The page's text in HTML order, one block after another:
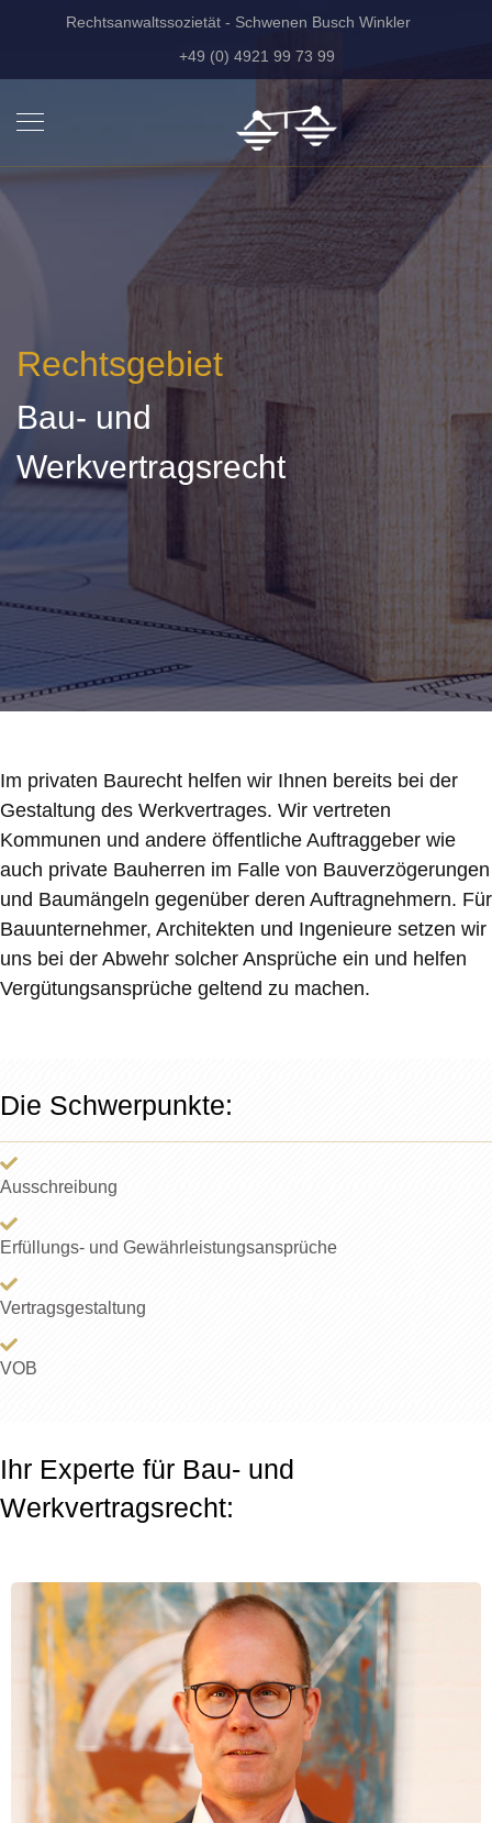
Rechtsanwaltssozietät - Schwenen Busch Winkler
+49 (0) 4921 99 73 99
Rechtsgebiet
Bau- und
Werkvertragsrecht
Im privaten Baurecht helfen wir Ihnen bereits bei der
Gestaltung des Werkvertrages. Wir vertreten
Kommunen und andere öffentliche Auftraggeber wie
auch private Bauherren im Falle von Bauverzögerungen
und Baumängeln gegenüber deren Auftragnehmern. Für
Bauunternehmer, Architekten und Ingenieure setzen wir
uns bei der Abwehr solcher Ansprüche ein und helfen
Vergütungsansprüche geltend zu machen.
Die Schwerpunkte:
Ausschreibung
Erfüllungs- und Gewährleistungsansprüche
Vertragsgestaltung
VOB
Ihr Experte für Bau- und
Werkvertragsrecht: